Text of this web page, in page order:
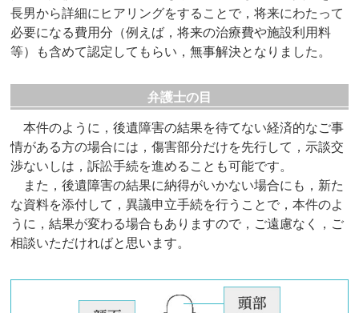
長男から詳細にヒアリングをすることで，将来にわたって
必要になる費用分（例えば，将来の治療費や施設利用料
等）も含めて認定してもらい，無事解決となりました。
弁護士の目
本件のように，後遺障害の結果を待てない経済的なご事
情がある方の場合には，傷害部分だけを先行して，示談交
渉ないしは，訴訟手続を進めることも可能です。
また，後遺障害の結果に納得がいかない場合にも，新た
な資料を添付して，異議申立手続を行うことで，本件のよ
うに，結果が変わる場合もありますので，ご遠慮なく，ご
相談いただければと思います。